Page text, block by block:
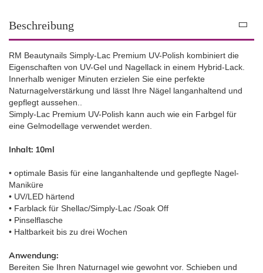
Beschreibung
RM Beautynails Simply-Lac Premium UV-Polish kombiniert die
Eigenschaften von UV-Gel und Nagellack in einem Hybrid-Lack.
Innerhalb weniger Minuten erzielen Sie eine perfekte
Naturnagelverstärkung und lässt Ihre Nägel langanhaltend und
gepflegt aussehen..
Simply-Lac Premium UV-Polish kann auch wie ein Farbgel für
eine Gelmodellage verwendet werden.
Inhalt: 10ml
• optimale Basis für eine langanhaltende und gepflegte Nagel-
Maniküre
• UV/LED härtend
• Farblack für Shellac/Simply-Lac /Soak Off
• Pinselflasche
• Haltbarkeit bis zu drei Wochen
Anwendung:
Bereiten Sie Ihren Naturnagel wie gewohnt vor. Schieben und